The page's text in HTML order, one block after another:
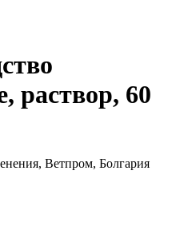
раствор, 60
Ветпром, Болгария